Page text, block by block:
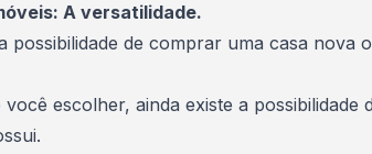
A versatilidade.
de comprar uma casa nova
escolher, ainda existe a possibilidade